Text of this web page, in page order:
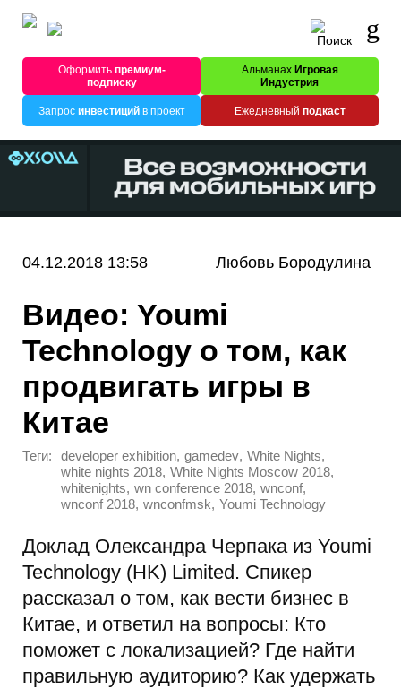
Оформитьпремиум-
подписку
Альманах Игровая
Индустрия
Запрос инвестицийв проект Ежедневный подкаст
04.12.2018 13:58 Любовь Бородулина
Видео: Youmi
Technology о том, как
продвигать игры в
Китае
Теги: developer exhibition, gamedev, White Nights,
white nights 2018, White Nights Moscow 2018,
whitenights, wn conference 2018, wnconf,
wnconf 2018, wnconfmsk, Youmi Technology
Доклад Олександра Черпака из Youmi
Technology (HK) Limited. Спикер
рассказал о том, как вести бизнес в
Китае, и ответил на вопросы: Кто
поможет с локализацией? Где найти
правильную аудиторию? Как удержать